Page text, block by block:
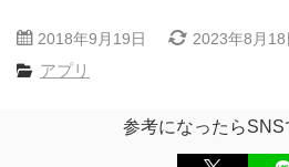
2018年9月19日 2023年8月18
アプリ
参考になったらSNS